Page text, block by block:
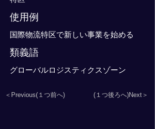
使用例
国際物流特区で新しい事業を始める
類義語
グローバルロジスティクスゾーン
＜Previous(１つ前へ) (１つ後ろへ)Next＞